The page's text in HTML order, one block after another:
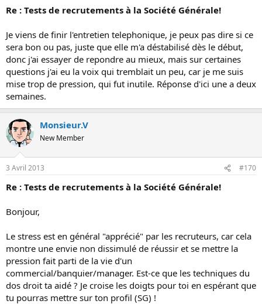
Re : Tests de recrutements à la Société Générale!
Je viens de finir l'entretien telephonique, je peux pas dire si ce
sera bon ou pas, juste que elle m'a déstabilisé dès le début,
donc j'ai essayer de repondre au mieux, mais sur certaines
questions j'ai eu la voix qui tremblait un peu, car je me suis
mise trop de pression, qui fut inutile. Réponse d'ici une a deux
semaines.
Monsieur.V
New Member
3 Avril 2013 #170
Re : Tests de recrutements à la Société Générale!
Bonjour,
Le stress est en général "apprécié" par les recruteurs, car cela
montre une envie non dissimulé de réussir et se mettre la
pression fait parti de la vie d'un
commercial/banquier/manager. Est-ce que les techniques du
dos droit ta aidé ? Je croise les doigts pour toi en espérant que
tu pourras mettre sur ton profil (SG) !